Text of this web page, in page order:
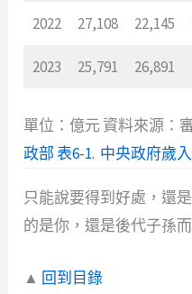
2022 27,108 22,145
2023 25,791 26,891
單位：億元 資料來源：
政部 表6-1. 中央政府歲
只能說要得到好處，還
的是你，還是後代子孫而
▲ 回到目錄